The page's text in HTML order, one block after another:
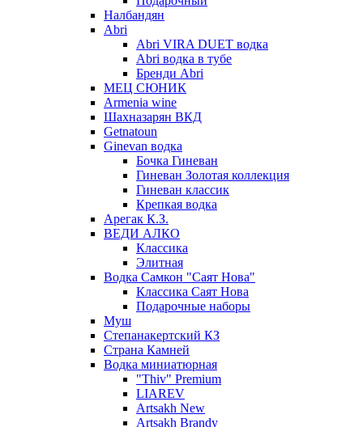
Налбандян
Abri
Abri VIRA DUET водка
Abri водка в тубе
Бренди Abri
МЕЦ СЮНИК
Armenia wine
Шахназарян ВКД
Getnatoun
Ginevan водка
Бочка Гиневан
Гиневан Золотая коллекция
Гиневан классик
Крепкая водка
Арегак К.З.
ВЕДИ АЛКО
Классика
Элитная
Водка Самкон "Саят Нова"
Классика Саят Нова
Подарочные наборы
Муш
Степанакертский КЗ
Страна Камней
Водка миниатюрная
"Thiv" Premium
LIAREV
Artsakh New
Artsakh Brandy